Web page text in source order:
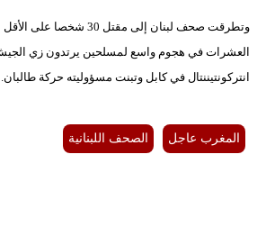
العشرات في هجوم واسع لمسلحين يرتدون زي
انتركونتيننتال في كابل وتبنت مسؤوليته حركة طالبان.
المغرب عاجل الصحف اللبنانية